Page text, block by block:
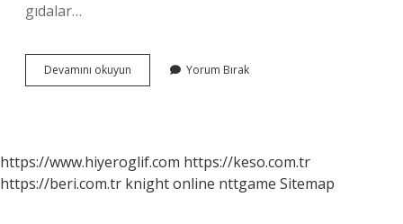
gıdalar…
Devamını okuyun Kolesterol
Düşmanı
Yorum Bırak
https://www.hiyeroglif.com https://keso.com.tr
https://beri.com.tr knight online nttgame Sitemap